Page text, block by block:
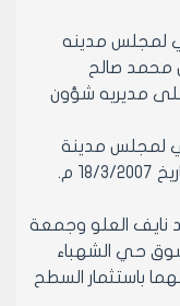
لمجلس مدينه
محمد صالح
والمسطرة على مديريه شؤون
لمجلس مدينة
نايف العلو وجمعة
/1-2-3/ في سوق حي الشهباء
باستثمار السطح